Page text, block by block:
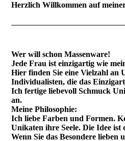
Herzlich Willkommen auf
Wer will schon Massenware!
Jede Frau ist einzigartig wie
Hier finden Sie eine Vielzahl an
Individualisten, die das
Ich fertige liebevoll Schmuck
an.
Meine Philosophie:
Ich liebe Farben und Formen.
Unikaten ihre Seele. Die Idee
Wenn Sie das Besondere lieben